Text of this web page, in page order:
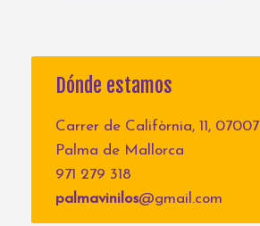
Dónde estamos
Carrer de Califòrnia, 11, 07007
Palma de Mallorca
971 279 318
palmavinilos@gmail.com